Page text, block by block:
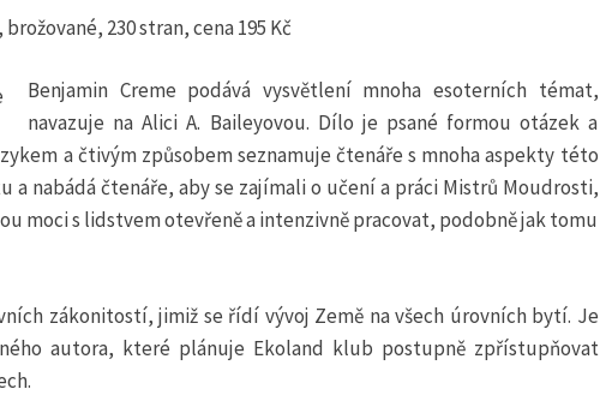
230 stran, cena 195 Kč
Benjamin Creme podává vysvětlení mnoha esoterních témat,
navazuje na Alici A. Baileyovou. Dílo je psané formou otázek a
a čtivým způsobem seznamuje čtenáře s mnoha aspekty této
a nabádá čtenáře, aby se zajímali o učení a práci Mistrů Moudrosti,
moci s lidstvem otevřeně a intenzivně pracovat, podobně jak tomu
zákonitostí, jimiž se řídí vývoj Země na všech úrovních bytí. Je
autora, které plánuje Ekoland klub postupně zpřístupňovat